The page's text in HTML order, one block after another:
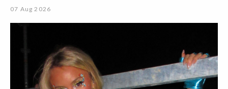
07 Aug 2026